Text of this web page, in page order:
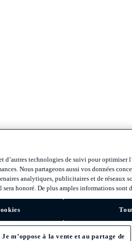
d’autres technologies de suivi pour optimiser
Nous partageons aussi vos données
analytiques, publicitaires et de réseaux
sera honoré. De plus amples informations sont
Je m’oppose à la vente et au partage de